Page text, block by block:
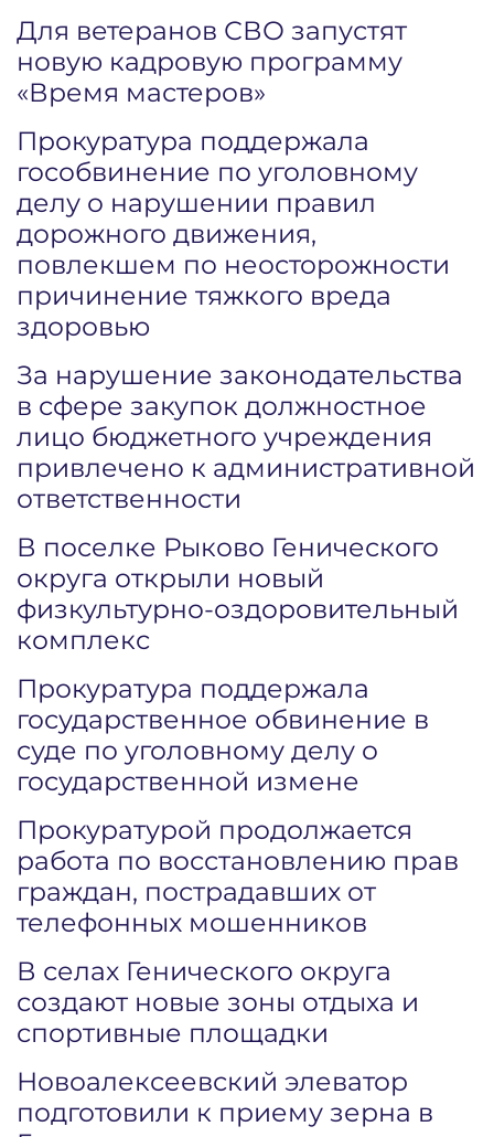
Для ветеранов СВО запустят
новую кадровую программу
«Время мастеров»
Прокуратура поддержала
гособвинение по уголовному
делу о нарушении правил
дорожного движения,
повлекшем по неосторожности
причинение тяжкого вреда
здоровью
За нарушение законодательства
в сфере закупок должностное
лицо бюджетного учреждения
привлечено к административной
ответственности
В поселке Рыково Генического
округа открыли новый
физкультурно-оздоровительный
комплекс
Прокуратура поддержала
государственное обвинение в
суде по уголовному делу о
государственной измене
Прокуратурой продолжается
работа по восстановлению прав
граждан, пострадавших от
телефонных мошенников
В селах Генического округа
создают новые зоны отдыха и
спортивные площадки
Новоалексеевский элеватор
подготовили к приему зерна в